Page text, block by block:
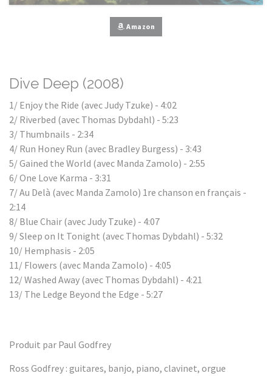
Amazon
Dive Deep (2008)
1/ Enjoy the Ride (avec Judy Tzuke) - 4:02
2/ Riverbed (avec Thomas Dybdahl) - 5:23
3/ Thumbnails - 2:34
4/ Run Honey Run (avec Bradley Burgess) - 3:43
5/ Gained the World (avec Manda Zamolo) - 2:55
6/ One Love Karma - 3:31
7/ Au Delà (avec Manda Zamolo) 1re chanson en français -
2:14
8/ Blue Chair (avec Judy Tzuke) - 4:07
9/ Sleep on It Tonight (avec Thomas Dybdahl) - 5:32
10/ Hemphasis - 2:05
11/ Flowers (avec Manda Zamolo) - 4:05
12/ Washed Away (avec Thomas Dybdahl) - 4:21
13/ The Ledge Beyond the Edge - 5:27
Produit par Paul Godfrey
Ross Godfrey : guitares, banjo, piano, clavinet, orgue